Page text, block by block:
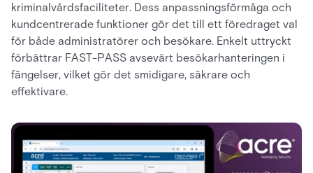
kriminalvårdsfaciliteter. Dess anpassningsförmåga och
kundcentrerade funktioner gör det till ett föredraget val
för både administratörer och besökare. Enkelt uttryckt
förbättrar FAST-PASS avsevärt besökarhanteringen i
fängelser, vilket gör det smidigare, säkrare och
effektivare.